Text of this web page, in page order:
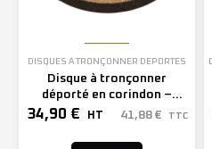
DISQUES À TRONÇONNER DÉPORTÉS
Disque à tronçonner
déporté en corindon –
115mm – 208728 (x25)
34,90 € HT 41,88 € TTC